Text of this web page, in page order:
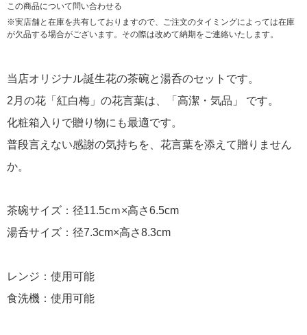
この商品について問い合わせる
※実店舗と在庫を共有しておりますので、ご注文のタイミングによっては在庫
が欠品する場合がございます。その際は改めて納期をご連絡いたします。
当店オリジナル誕生花の茶碗と湯呑のセットです。
2月の花「紅白梅」の花言葉は、「高潔・気品」 です。
化粧箱入りで贈り物にも最適です。
普段言えない感謝の気持ちを、花言葉を添えて贈りません
か。
茶碗サイズ：径11.5cｍ×高さ6.5cm
湯呑サイズ：径7.3cm×高さ8.3cm
レンジ：使用可能
食洗機：使用可能